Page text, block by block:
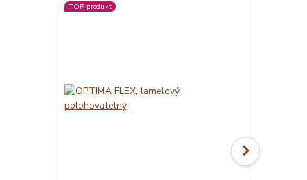
TOP produkt